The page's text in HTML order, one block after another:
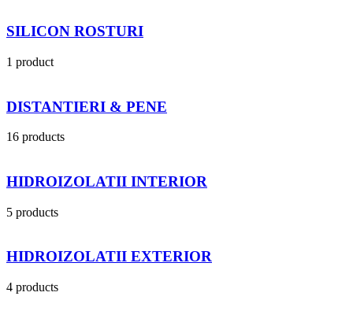
SILICON ROSTURI
1 product
DISTANTIERI & PENE
16 products
HIDROIZOLATII INTERIOR
5 products
HIDROIZOLATII EXTERIOR
4 products